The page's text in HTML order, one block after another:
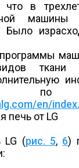
что в
машины
Было
ткани
по
en/
печь от LG
LG (рис. 5, 6)